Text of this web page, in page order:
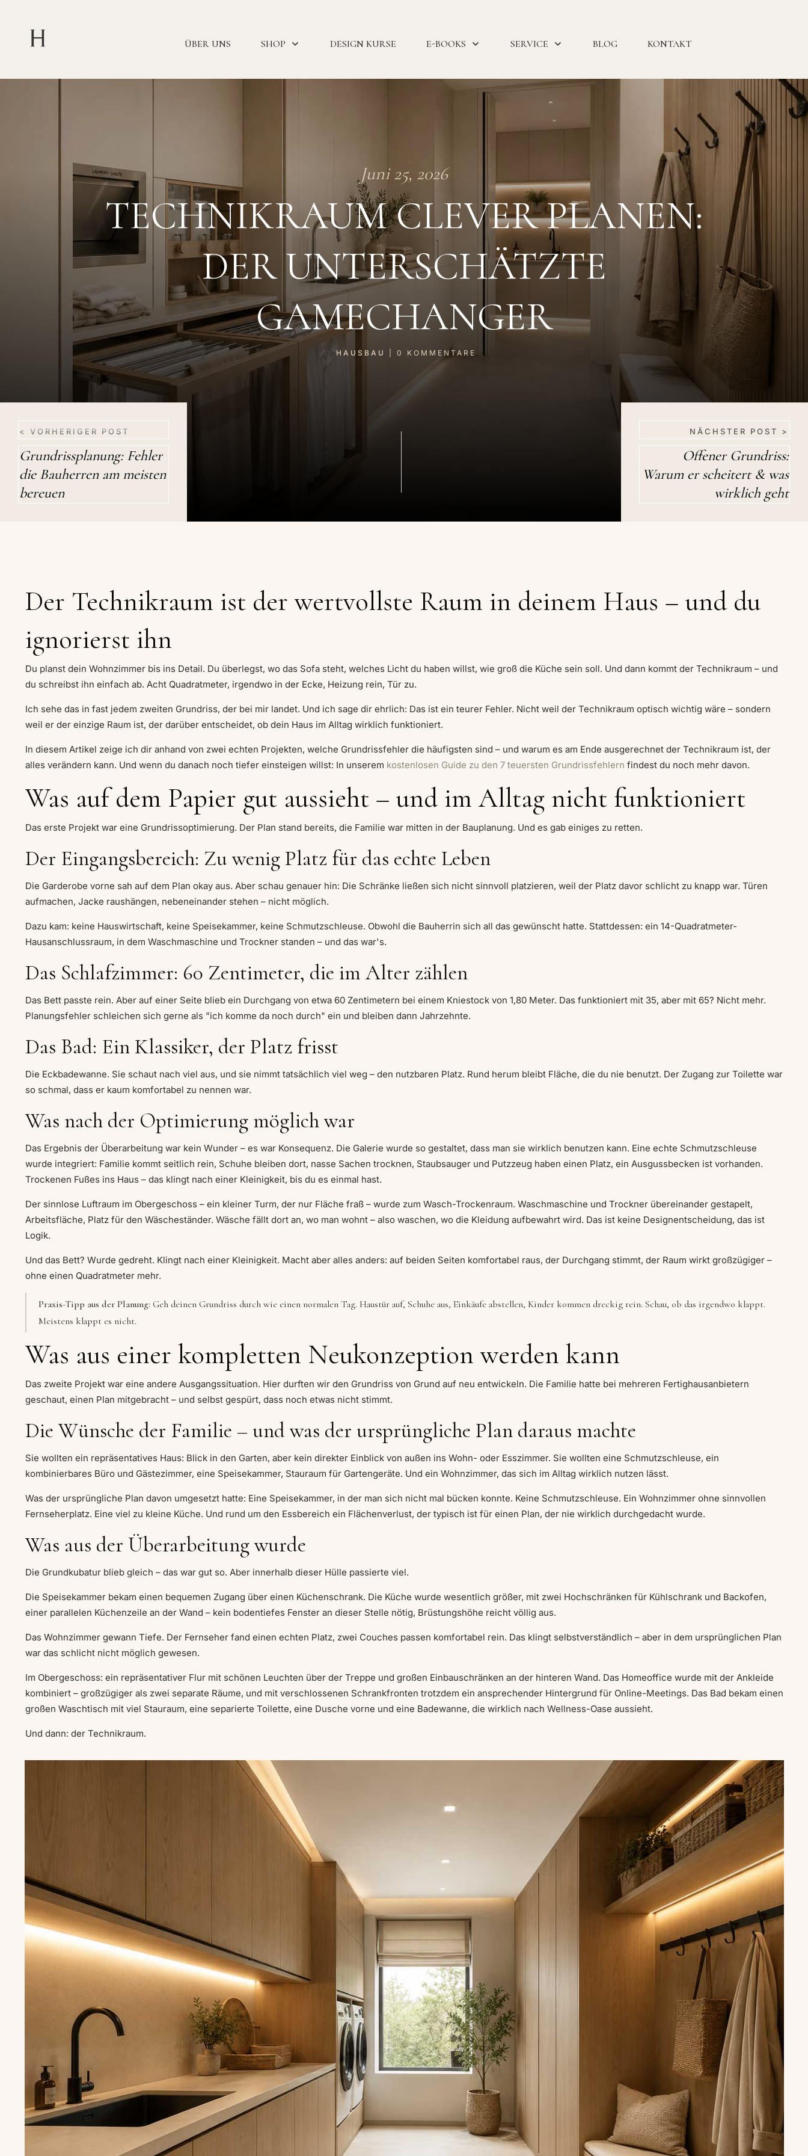
ÜBER UNS SHOP DESIGN KURSE E-BOOKS SERVICE BLOG KONTAKT
Juni 25, 2026
TECHNIKRAUM CLEVER PLANEN:
DER UNTERSCHÄTZTE
GAMECHANGER
HAUSBAU 0 KOMMENTARE
< VORHERIGER POST
Grundrissplanung: Fehler
die Bauherren am meisten
bereuen
NÄCHSTER POST >
Offener Grundriss:
Warum er scheitert & was
wirklich geht
Der Technikraum ist der wertvollste Raum in deinem Haus – und du
ignorierst ihn
Du planst dein Wohnzimmer bis ins Detail. Du überlegst, wo das Sofa steht, welches Licht du haben willst, wie groß die Küche sein soll. Und dann kommt der Technikraum – und
du schreibst ihn einfach ab. Acht Quadratmeter, irgendwo in der Ecke, Heizung rein, Tür zu.
Ich sehe das in fast jedem zweiten Grundriss, der bei mir landet. Und ich sage dir ehrlich: Das ist ein teurer Fehler. Nicht weil der Technikraum optisch wichtig wäre – sondern
weil er der einzige Raum ist, der darüber entscheidet, ob dein Haus im Alltag wirklich funktioniert.
In diesem Artikel zeige ich dir anhand von zwei echten Projekten, welche Grundrissfehler die häufigsten sind – und warum es am Ende ausgerechnet der Technikraum ist, der
alles verändern kann. Und wenn du danach noch tiefer einsteigen willst: In unserem kostenlosen Guide zu den 7 teuersten Grundrissfehlern findest du noch mehr davon.
Was auf dem Papier gut aussieht – und im Alltag nicht funktioniert
Das erste Projekt war eine Grundrissoptimierung. Der Plan stand bereits, die Familie war mitten in der Bauplanung. Und es gab einiges zu retten.
Der Eingangsbereich: Zu wenig Platz für das echte Leben
Die Garderobe vorne sah auf dem Plan okay aus. Aber schau genauer hin: Die Schränke ließen sich nicht sinnvoll platzieren, weil der Platz davor schlicht zu knapp war. Türen
aufmachen, Jacke raushängen, nebeneinander stehen – nicht möglich.
Dazu kam: keine Hauswirtschaft, keine Speisekammer, keine Schmutzschleuse. Obwohl die Bauherrin sich all das gewünscht hatte. Stattdessen: ein 14-Quadratmeter-
Hausanschlussraum, in dem Waschmaschine und Trockner standen – und das war's.
Das Schlafzimmer: 60 Zentimeter, die im Alter zählen
Das Bett passte rein. Aber auf einer Seite blieb ein Durchgang von etwa 60 Zentimetern bei einem Kniestock von 1,80 Meter. Das funktioniert mit 35, aber mit 65? Nicht mehr.
Planungsfehler schleichen sich gerne als "ich komme da noch durch" ein und bleiben dann Jahrzehnte.
Das Bad: Ein Klassiker, der Platz frisst
Die Eckbadewanne. Sie schaut nach viel aus, und sie nimmt tatsächlich viel weg – den nutzbaren Platz. Rund herum bleibt Fläche, die du nie benutzt. Der Zugang zur Toilette war
so schmal, dass er kaum komfortabel zu nennen war.
Was nach der Optimierung möglich war
Das Ergebnis der Überarbeitung war kein Wunder – es war Konsequenz. Die Galerie wurde so gestaltet, dass man sie wirklich benutzen kann. Eine echte Schmutzschleuse
wurde integriert: Familie kommt seitlich rein, Schuhe bleiben dort, nasse Sachen trocknen, Staubsauger und Putzzeug haben einen Platz, ein Ausgussbecken ist vorhanden.
Trockenen Fußes ins Haus – das klingt nach einer Kleinigkeit, bis du es einmal hast.
Der sinnlose Luftraum im Obergeschoss – ein kleiner Turm, der nur Fläche fraß – wurde zum Wasch-Trockenraum. Waschmaschine und Trockner übereinander gestapelt,
Arbeitsfläche, Platz für den Wäscheständer. Wäsche fällt dort an, wo man wohnt – also waschen, wo die Kleidung aufbewahrt wird. Das ist keine Designentscheidung, das ist
Logik.
Und das Bett? Wurde gedreht. Klingt nach einer Kleinigkeit. Macht aber alles anders: auf beiden Seiten komfortabel raus, der Durchgang stimmt, der Raum wirkt großzügiger –
ohne einen Quadratmeter mehr.
Praxis-Tipp aus der Planung: Geh deinen Grundriss durch wie einen normalen Tag. Haustür auf, Schuhe aus, Einkäufe abstellen, Kinder kommen dreckig rein. Schau, ob das irgendwo klappt.
Meistens klappt es nicht.
Was aus einer kompletten Neukonzeption werden kann
Das zweite Projekt war eine andere Ausgangssituation. Hier durften wir den Grundriss von Grund auf neu entwickeln. Die Familie hatte bei mehreren Fertighausanbietern
geschaut, einen Plan mitgebracht – und selbst gespürt, dass noch etwas nicht stimmt.
Die Wünsche der Familie – und was der ursprüngliche Plan daraus machte
Sie wollten ein repräsentatives Haus: Blick in den Garten, aber kein direkter Einblick von außen ins Wohn- oder Esszimmer. Sie wollten eine Schmutzschleuse, ein
kombinierbares Büro und Gästezimmer, eine Speisekammer, Stauraum für Gartengeräte. Und ein Wohnzimmer, das sich im Alltag wirklich nutzen lässt.
Was der ursprüngliche Plan davon umgesetzt hatte: Eine Speisekammer, in der man sich nicht mal bücken konnte. Keine Schmutzschleuse. Ein Wohnzimmer ohne sinnvollen
Fernseherplatz. Eine viel zu kleine Küche. Und rund um den Essbereich ein Flächenverlust, der typisch ist für einen Plan, der nie wirklich durchgedacht wurde.
Was aus der Überarbeitung wurde
Die Grundkubatur blieb gleich – das war gut so. Aber innerhalb dieser Hülle passierte viel.
Die Speisekammer bekam einen bequemen Zugang über einen Küchenschrank. Die Küche wurde wesentlich größer, mit zwei Hochschränken für Kühlschrank und Backofen,
einer parallelen Küchenzeile an der Wand – kein bodentiefes Fenster an dieser Stelle nötig, Brüstungshöhe reicht völlig aus.
Das Wohnzimmer gewann Tiefe. Der Fernseher fand einen echten Platz, zwei Couches passen komfortabel rein. Das klingt selbstverständlich – aber in dem ursprünglichen Plan
war das schlicht nicht möglich gewesen.
Im Obergeschoss: ein repräsentativer Flur mit schönen Leuchten über der Treppe und großen Einbauschränken an der hinteren Wand. Das Homeoffice wurde mit der Ankleide
kombiniert – großzügiger als zwei separate Räume, und mit verschlossenen Schrankfronten trotzdem ein ansprechender Hintergrund für Online-Meetings. Das Bad bekam einen
großen Waschtisch mit viel Stauraum, eine separierte Toilette, eine Dusche vorne und eine Badewanne, die wirklich nach Wellness-Oase aussieht.
Und dann: der Technikraum.